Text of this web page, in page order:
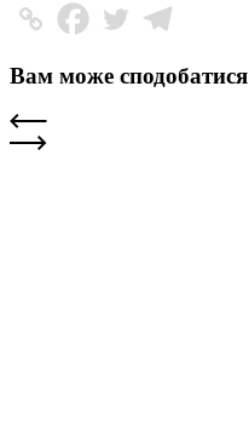
Вам може сподобатися